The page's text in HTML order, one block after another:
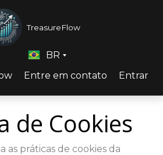
TreasureFlow
Entre em contato Entrar
BR
de Cookies
as práticas de cookies da